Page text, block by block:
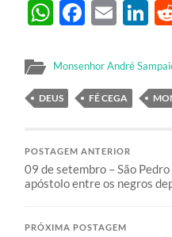
Monsenhor André
DEUS FÉ CEGA
POSTAGEM ANTERIOR
09 de setembro – São
apóstolo entre os negros
PRÓXIMA POSTAGEM